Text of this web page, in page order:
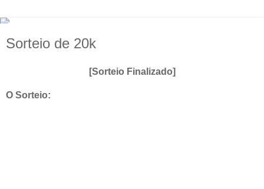
Sorteio de 20k
[Sorteio Finalizado]
O Sorteio: